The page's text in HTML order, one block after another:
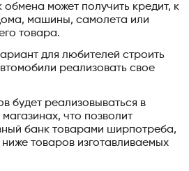
обмена может получить кредит, к
машины, самолета или
товара.
для любителей строить
реализовать свое
будет реализовываться в
что позволит
банк товарами ширпотреба,
товаров изготавливаемых